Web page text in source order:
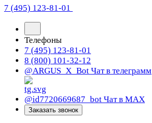
7 (495) 123-81-01
Телефоны
7 (495) 123-81-01
8 (800) 101-32-12
@ARGUS_X_Bot Чат в телеграмм
@id7720669687_bot Чат в МАХ
Заказать звонок